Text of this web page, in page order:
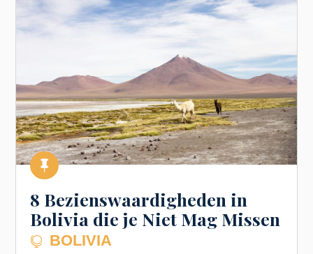

8 Bezienswaardigheden in
Bolivia die je Niet Mag Missen
 BOLIVIA